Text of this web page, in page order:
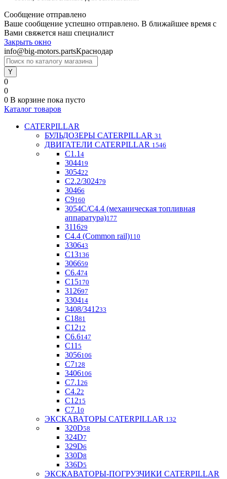
Сообщение отправлено
Ваше сообщение успешно отправлено. В ближайшее время с
Вами свяжется наш специалист
Закрыть окно
info@big-motors.partsКраснодар
0
0
0 В корзине пока пусто
Каталог товаров
CATERPILLAR
БУЛЬДОЗЕРЫ CATERPILLAR 31
ДВИГАТЕЛИ CATERPILLAR 1546
C1.1 4
304419
305422
С2.2/302479
30466
С9160
3054С/С4.4 (механическая топливная
аппаратура)177
311629
С4.4 (Common rail)110
330643
С13136
306659
С6.474
С15170
312697
330414
3408/341233
С1881
C1212
С6.6147
C11 5
3056106
С7128
3406106
C7.1 26
C4.22
С1215
С7.1 0
ЭКСКАВАТОРЫ CATERPILLAR 132
320D58
324D7
329D6
330D8
336D5
ЭКСКАВАТОРЫ-ПОГРУЗЧИКИ CATERPILLAR